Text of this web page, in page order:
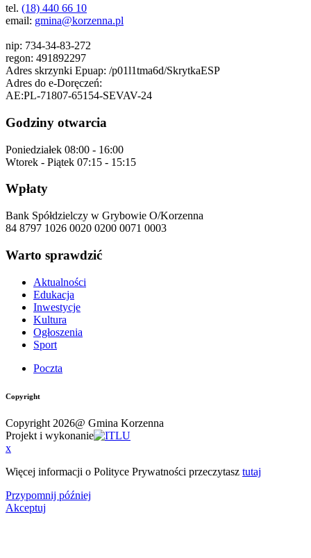
tel. (18) 440 66 10
email: gmina@korzenna.pl
nip: 734-34-83-272
regon: 491892297
Adres skrzynki Epuap: /p01l1tma6d/SkrytkaESP
Adres do e-Doręczeń:
AE:PL-71807-65154-SEVAV-24
Godziny otwarcia
Poniedziałek 08:00 - 16:00
Wtorek - Piątek 07:15 - 15:15
Wpłaty
Bank Spółdzielczy w Grybowie O/Korzenna
84 8797 1026 0020 0200 0071 0003
Warto sprawdzić
Aktualności
Edukacja
Inwestycje
Kultura
Ogłoszenia
Sport
Poczta
Copyright
Copyright 2026@ Gmina Korzenna
Projekt i wykonanie
x
Więcej informacji o Polityce Prywatności przeczytasz tutaj
Przypomnij później
Akceptuj